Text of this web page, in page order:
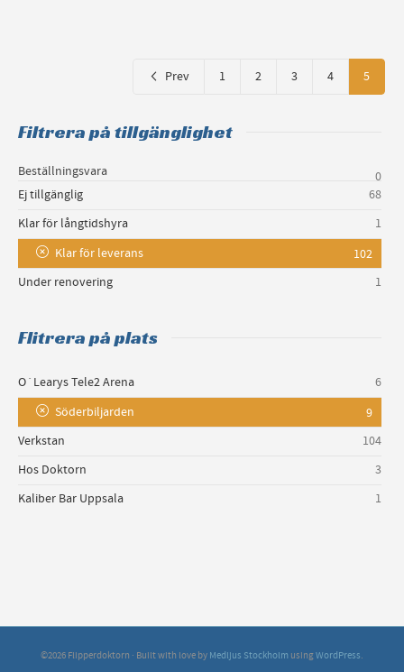
Prev 1 2 3 4 5
Filtrera på tillgänglighet
Beställningsvara
0
Ej tillgänglig
68
Klar för långtidshyra
1
Klar för leverans
102
Under renovering
1
Flitrera på plats
O´Learys Tele2 Arena
6
Söderbiljarden
9
Verkstan
104
Hos Doktorn
3
Kaliber Bar Uppsala
1
©2026 Flipperdoktorn · Built with love by Medljus Stockholm usingWordPress.